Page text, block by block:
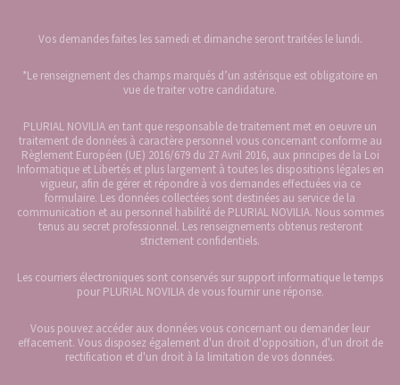
Vos demandes faites les samedi et dimanche seront traitées le lundi.
*Le renseignement des champs marqués d’un astérisque est obligatoire en
vue de traiter votre candidature.
PLURIAL NOVILIA en tant que responsable de traitement met en oeuvre un
traitement de données à caractère personnel vous concernant conforme au
Règlement Européen (UE) 2016/679 du 27 Avril 2016, aux principes de la Loi
Informatique et Libertés et plus largement à toutes les dispositions légales en
vigueur, afin de gérer et répondre à vos demandes effectuées via ce
formulaire. Les données collectées sont destinées au service de la
communication et au personnel habilité de PLURIAL NOVILIA. Nous sommes
tenus au secret professionnel. Les renseignements obtenus resteront
strictement confidentiels.
Les courriers électroniques sont conservés sur support informatique le temps
pour PLURIAL NOVILIA de vous fournir une réponse.
Vous pouvez accéder aux données vous concernant ou demander leur
effacement. Vous disposez également d'un droit d'opposition, d'un droit de
rectification et d'un droit à la limitation de vos données.